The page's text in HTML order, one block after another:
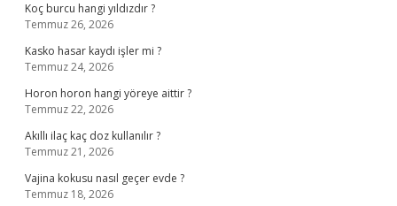
Koç burcu hangi yıldızdır ?
Temmuz 26, 2026
Kasko hasar kaydı işler mi ?
Temmuz 24, 2026
Horon horon hangi yöreye aittir ?
Temmuz 22, 2026
Akıllı ilaç kaç doz kullanılır ?
Temmuz 21, 2026
Vajina kokusu nasıl geçer evde ?
Temmuz 18, 2026